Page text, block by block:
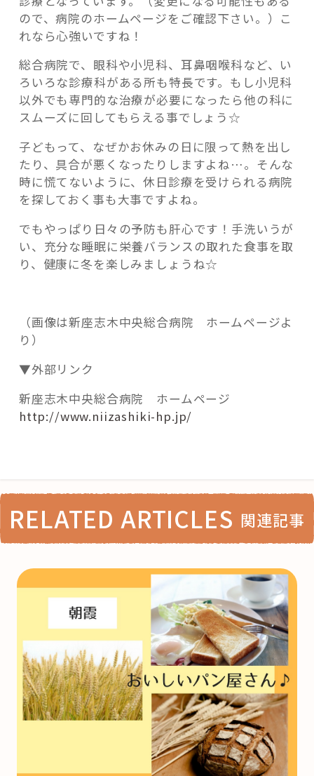
ので、病院のホームページをご確認下さい。）こ
れなら心強いですね！
総合病院で、眼科や小児科、耳鼻咽喉科など、い
ろいろな診療科がある所も特長です。もし小児科
以外でも専門的な治療が必要になったら他の科に
スムーズに回してもらえる事でしょう☆
子どもって、なぜかお休みの日に限って熱を出し
たり、具合が悪くなったりしますよね…。そんな
時に慌てないように、休日診療を受けられる病院
を探しておく事も大事ですよね。
でもやっぱり日々の予防も肝心です！手洗いうが
い、充分な睡眠に栄養バランスの取れた食事を取
り、健康に冬を楽しみましょうね☆
（画像は新座志木中央総合病院 ホームページよ
り）
▼外部リンク
新座志木中央総合病院 ホームページ
http://www.niizashiki-hp.jp/
RELATED ARTICLES 関連記事